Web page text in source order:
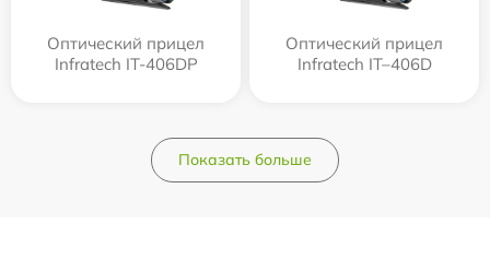
Оптический прицел
Infratech IT-406DP
Оптический прицел
Infratech IT–406D
Показать больше